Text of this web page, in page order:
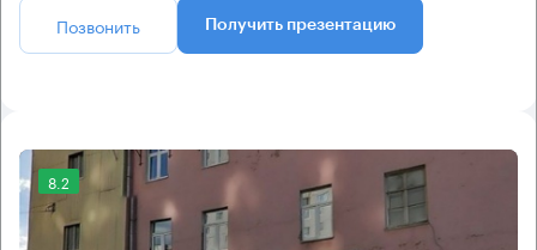
Позвонить Получить презентацию
8.2